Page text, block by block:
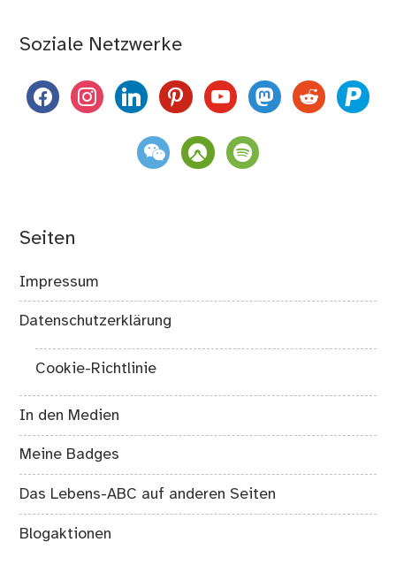
Soziale Netzwerke
facebookinstagramlinkedinpinterestyoutubemastodon
reddit paypal
weixin komootspotify
Seiten
Impressum
Datenschutzerklärung
Cookie-Richtlinie
In den Medien
Meine Badges
Das Lebens-ABC auf anderen Seiten
Blogaktionen